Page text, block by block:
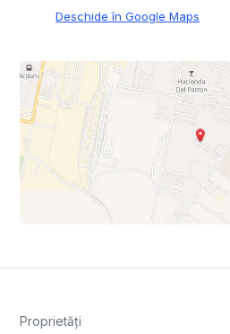
Deschide în Google Maps
Proprietăți